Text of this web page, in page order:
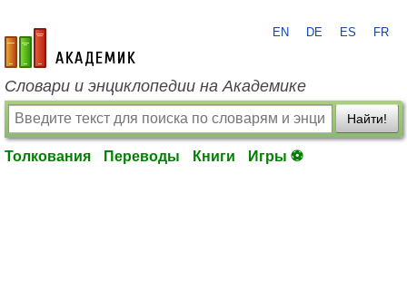
academic.ru
EN DE ES FR
Словари и энциклопедии на Академике
Найти!
Толкования Переводы Книги Игры ⚽